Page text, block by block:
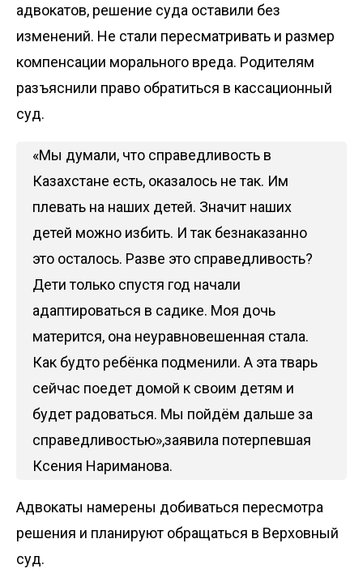
адвокатов, решение суда оставили без
изменений. Не стали пересматривать и размер
компенсации морального вреда. Родителям
разъяснили право обратиться в кассационный
суд.
«Мы думали, что справедливость в
Казахстане есть, оказалось не так. Им
плевать на наших детей. Значит наших
детей можно избить. И так безнаказанно
это осталось. Разве это справедливость?
Дети только спустя год начали
адаптироваться в садике. Моя дочь
матерится, она неуравновешенная стала.
Как будто ребёнка подменили. А эта тварь
сейчас поедет домой к своим детям и
будет радоваться. Мы пойдём дальше за
справедливостью»,заявила потерпевшая
Ксения Нариманова.
Адвокаты намерены добиваться пересмотра
решения и планируют обращаться в Верховный
суд.